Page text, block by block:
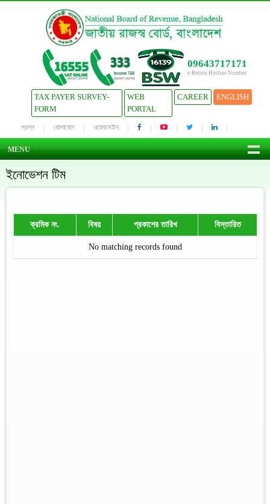
09643717171
e-Return Hotline Number
TAX PAYER SURVEY-
FORM
WEB
PORTAL
CAREER ENGLISH
প্রশ্ন যোগাযোগ ওয়েবমেইল
MENU
ইনোভেশন টিম
ক্রমিক নং. বিষয় প্রকাশের তারিখ বিস্তারিত
No matching records found